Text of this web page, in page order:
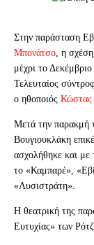
Στην παράσταση
Μπονάτσο, η
μέχρι το
Τελευταίος
ο ηθοποιός Κώστας
Μετά την παρακμή
Βουγιουκλάκη
ασχολήθηκε και με
το «Καμπαρέ»,
«Λυσιστράτη».
Η θεατρική της
Ευτυχίας» των